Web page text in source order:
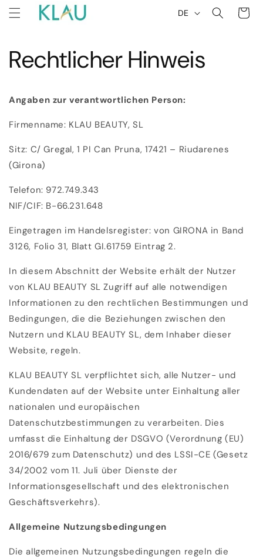
Direkt
zum
Inhalt
a
c
e
DE
Rechtlicher Hinweis
Angaben zur verantwortlichen Person:
Firmenname: KLAU BEAUTY, SL
Sitz: C/ Gregal, 1 PI Can Pruna, 17421 – Riudarenes
(Girona)
Telefon: 972.749.343
NIF/CIF: B-66.231.648
Eingetragen im Handelsregister: von GIRONA in Band
3126, Folio 31, Blatt GI.61759 Eintrag 2.
In diesem Abschnitt der Website erhält der Nutzer
von KLAU BEAUTY SL Zugriff auf alle notwendigen
Informationen zu den rechtlichen Bestimmungen und
Bedingungen, die die Beziehungen zwischen den
Nutzern und KLAU BEAUTY SL, dem Inhaber dieser
Website, regeln.
KLAU BEAUTY SL verpflichtet sich, alle Nutzer- und
Kundendaten auf der Website unter Einhaltung aller
nationalen und europäischen
Datenschutzbestimmungen zu verarbeiten. Dies
umfasst die Einhaltung der DSGVO (Verordnung (EU)
2016/679 zum Datenschutz) und des LSSI-CE (Gesetz
34/2002 vom 11. Juli über Dienste der
Informationsgesellschaft und des elektronischen
Geschäftsverkehrs).
Allgemeine Nutzungsbedingungen
Die allgemeinen Nutzungsbedingungen regeln die